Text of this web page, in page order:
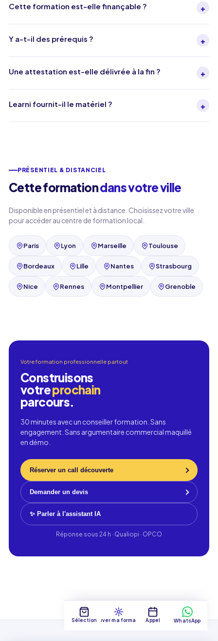
Cette formation est-elle finançable ? +
Y a-t-il des prérequis ? +
Une attestation est-elle délivrée à la fin ? +
Learni fournit-il le matériel ? +
PRÉSENTIEL & DISTANCIEL
Cette formationdans votre ville
Disponible en présentiel et à distance. Choisissez votre ville
pour accéder au centre de formation local.
Paris Lyon Marseille Toulouse
Bordeaux Lille Nantes Strasbourg
Nice Rennes Montpellier Grenoble
Votre formation professionnelle partout
Construisons
votreprochain
parcours.
30 minutes avec un conseiller formation. Sans
engagement. Sans argumentaire commercial maquillé
en démo.
Réserver un call découverte
Demander un devis
✨ Parler à l'assistant IA
Réponse sous 24 h · Qualiopi · OPCO
SélectionTrouver ma formationAppel WhatsApp